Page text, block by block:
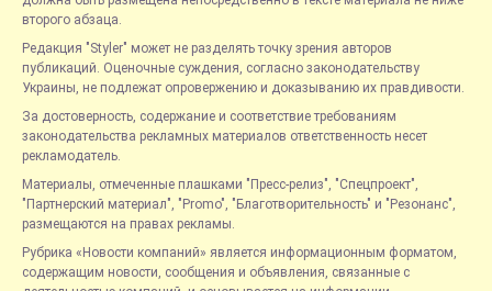
второго абзаца.
Редакция "Styler" может не разделять точку зрения авторов
публикаций. Оценочные суждения, согласно законодательству
Украины, не подлежат опровержению и доказыванию их правдивости.
За достоверность, содержание и соответствие требованиям
законодательства рекламных материалов ответственность несет
рекламодатель.
Материалы, отмеченные плашками "Пресс-релиз", "Спецпроект",
"Партнерский материал", "Promo", "Благотворительность" и "Резонанс",
размещаются на правах рекламы.
Рубрика «Новости компаний» является информационным форматом,
содержащим новости, сообщения и объявления, связанные с